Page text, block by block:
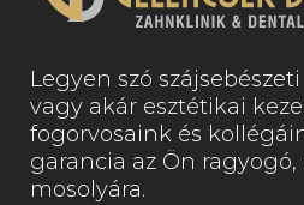
Legyen szó
vagy akár esztétikai
fogorvosaink és
garancia az Ön
mosolyára.